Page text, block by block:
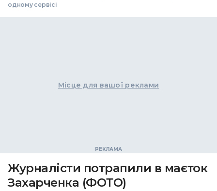
одному сервісі
Місце для вашої реклами
Журналісти потрапили в маєток
Захарченка (ФОТО)